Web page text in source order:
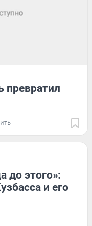
превратил
до этого»:
и его